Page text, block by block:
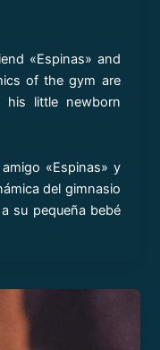
«Espinas» and
of the gym are
his little newborn
«Espinas» y
del gimnasio
su pequeña bebé